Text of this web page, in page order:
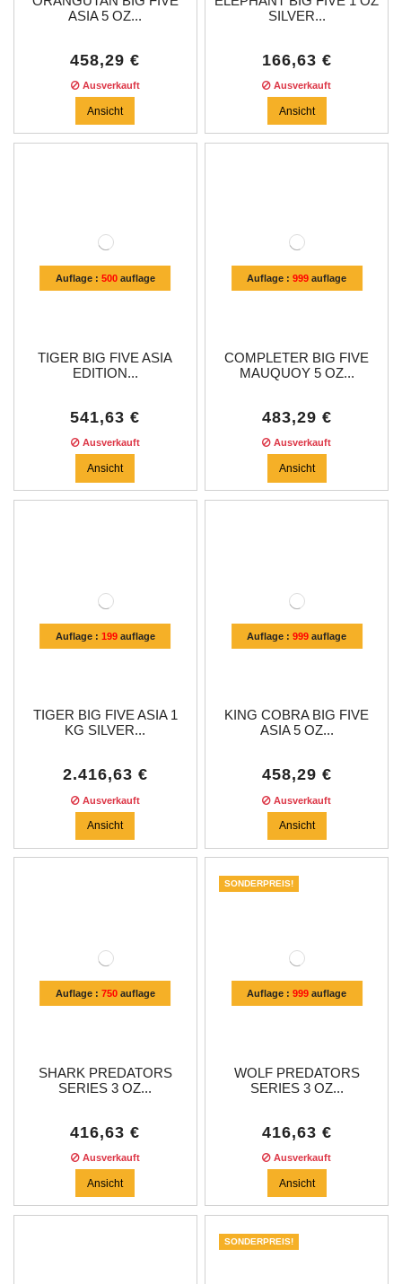
ASIA 5 OZ...
458,29 €
Ausverkauft
Ansicht
SILVER...
166,63 €
Ausverkauft
Ansicht
Auflage : 500auflage
TIGER BIG FIVE ASIA
EDITION...
541,63 €
Ausverkauft
Ansicht
Auflage :999 auflage
COMPLETER BIG FIVE
MAUQUOY 5 OZ...
483,29 €
Ausverkauft
Ansicht
Auflage : 199auflage
TIGER BIG FIVE ASIA 1
KG SILVER...
2.416,63 €
Ausverkauft
Ansicht
Auflage :999 auflage
KING COBRA BIG FIVE
ASIA 5 OZ...
458,29 €
Ausverkauft
Ansicht
Auflage : 750auflage
SHARK PREDATORS
SERIES 3 OZ...
416,63 €
Ausverkauft
Ansicht
Auflage :999 auflage
SONDERPREIS!
WOLF PREDATORS
SERIES 3 OZ...
416,63 €
Ausverkauft
Ansicht
SONDERPREIS!